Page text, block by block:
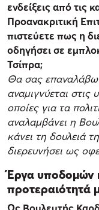
ενδείξεις από τις
Προανακριτική
πιστεύετε πως η
οδηγήσει σε
Τσίπρα;
Θα σας
αναμιγνύεται στις
οποίες για τα
αναλαμβάνει η
κάνει τη δουλειά
διερευνήσει ως
Έργα υποδομών
προτεραιότητά